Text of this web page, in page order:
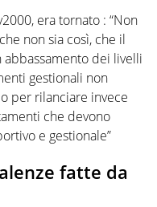
era tornato : “Non
non sia così, che il
abbassamento dei livelli
gestionali non
per rilanciare invece
che devono
e gestionale”
fatte da